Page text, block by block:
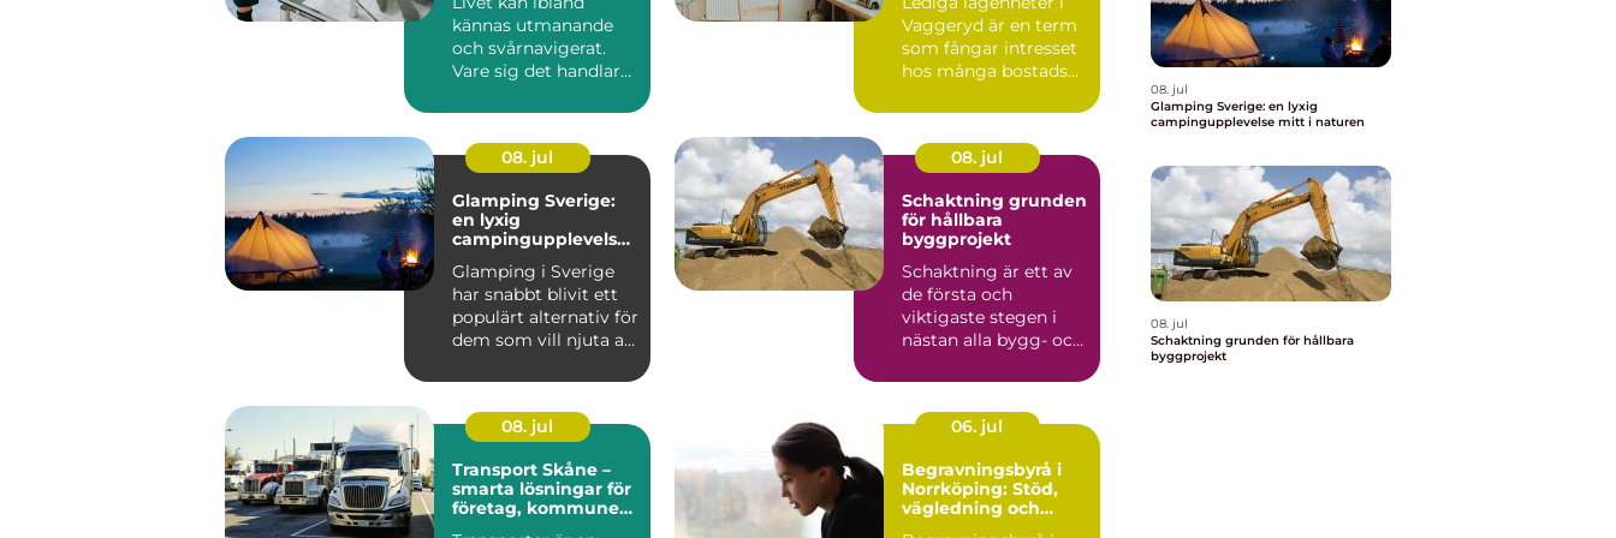
kännas utmanande
och svårnavigerat.
Vare sig det handlar
Vaggeryd är en term
som fångar intresset
hos många bostads...
08. jul
Glamping Sverige:
en lyxig
campingupplevelse
Glamping i Sverige
har snabbt blivit ett
populärt alternativ för
dem som vill njuta av
08. jul
Schaktning grunden
för hållbara
byggprojekt
Schaktning är ett av
de första och
viktigaste stegen i
nästan alla bygg- och
Uta...
08. jul
Transport Skåne –
smarta lösningar för
företag, kommuner
06. jul
Begravningsbyrå i
Norrköping: Stöd,
vägledning och
08. jul
Glamping Sverige: en lyxig
campingupplevelse mitt i naturen
08. jul
Schaktning grunden för hållbara
byggprojekt